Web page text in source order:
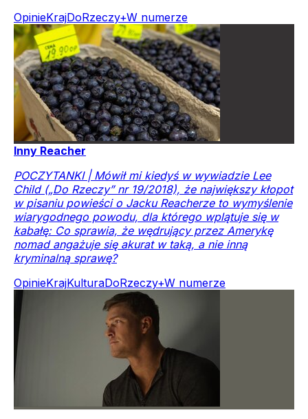
OpinieKrajDoRzeczy+W numerze
Inny Reacher
POCZYTANKI | Mówił mi kiedyś w wywiadzie Lee
Child („Do Rzeczy” nr 19/2018), że największy kłopot
w pisaniu powieści o Jacku Reacherze to wymyślenie
wiarygodnego powodu, dla którego wplątuje się w
kabałę: Co sprawia, że wędrujący przez Amerykę
nomad angażuje się akurat w taką, a nie inną
kryminalną sprawę?
OpinieKrajKulturaDoRzeczy+W numerze